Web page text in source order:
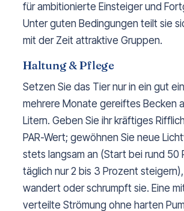
für ambitionierte Einsteiger und
Unter guten Bedingungen teilt sie
mit der Zeit attraktive Gruppen.
Haltung & Pflege
Setzen Sie das Tier nur in ein gut
mehrere Monate gereiftes Becken
Litern. Geben Sie ihr kräftiges
PAR-Wert; gewöhnen Sie neue
stets langsam an (Start bei rund 50
täglich nur 2 bis 3 Prozent
wandert oder schrumpft sie. Eine
verteilte Strömung ohne harten